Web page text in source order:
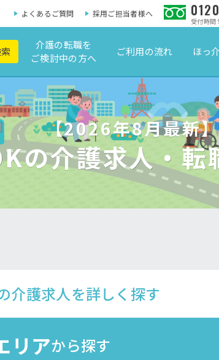
よくあるご質問 採用ご担当者様へ
受付時間
介護の転職を
ご検討中の方へ
ご利用の流れ ほっ
【2026年8月最新
の介護求人・転
介護求人を詳しく探す
リアから探す